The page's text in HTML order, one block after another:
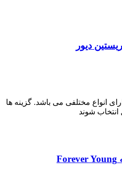
انواع مختلفی می باشد. گزینه ها
شوند